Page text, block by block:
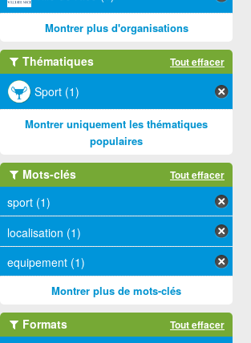
Montrer plus d'organisations
Thématiques Tout effacer
Sport (1)
Montrer uniquement les thématiques
populaires
Mots-clés Tout effacer
sport (1)
localisation (1)
equipement (1)
Montrer plus de mots-clés
Formats Tout effacer